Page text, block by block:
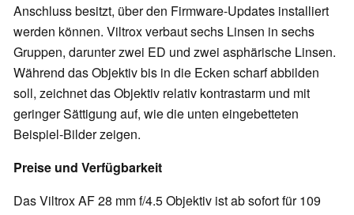
Anschluss besitzt, über den Firmware-Updates installiert
werden können. Viltrox verbaut sechs Linsen in sechs
Gruppen, darunter zwei ED und zwei asphärische Linsen.
Während das Objektiv bis in die Ecken scharf abbilden
soll, zeichnet das Objektiv relativ kontrastarm und mit
geringer Sättigung auf, wie die unten eingebetteten
Beispiel-Bilder zeigen.
Preise und Verfügbarkeit
Das Viltrox AF 28 mm f/4.5 Objektiv ist ab sofort für 109